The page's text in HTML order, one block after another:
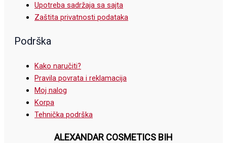
Upotreba sadržaja sa sajta
Zaštita privatnosti podataka
Podrška
Kako naručiti?
Pravila povrata i reklamacija
Moj nalog
Korpa
Tehnička podrška
ALEXANDAR COSMETICS BIH